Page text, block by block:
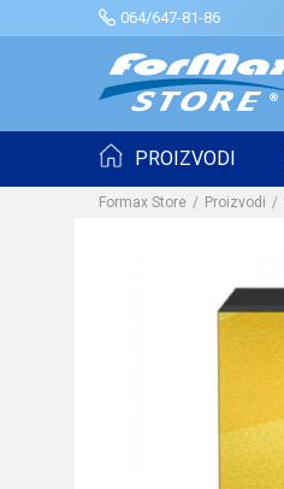
064/647-81-86
PROIZVODI
Formax Store Proizvodi